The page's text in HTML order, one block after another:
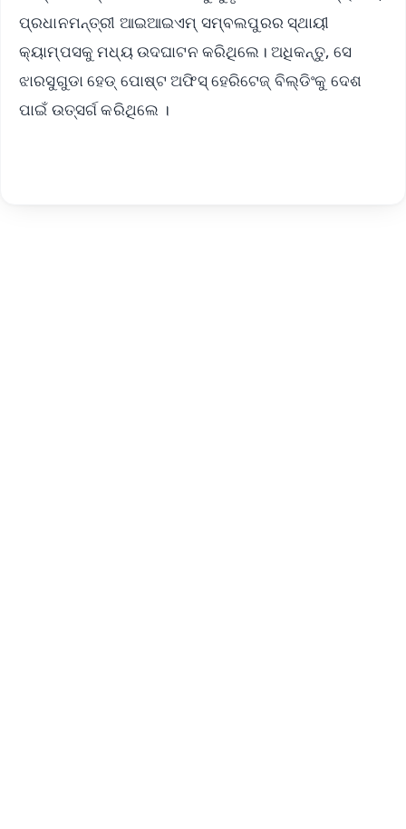
ପ୍ରଧାନମନ୍ତ୍ରୀ ଆଇଆଇଏମ୍ ସମ୍ବଲପୁରର ସ୍ଥାୟୀ
କ୍ୟାମ୍ପସକୁ ମଧ୍ୟ ଉଦଘାଟନ କରିଥିଲେ। ଅଧିକନ୍ତୁ, ସେ
ଝାରସୁଗୁଡା ହେଡ୍ ପୋଷ୍ଟ ଅଫିସ୍ ହେରିଟେଜ୍ ବିଲ୍ଡିଂକୁ ଦେଶ
ପାଇଁ ଉତ୍ସର୍ଗ କରିଥିଲେ ।